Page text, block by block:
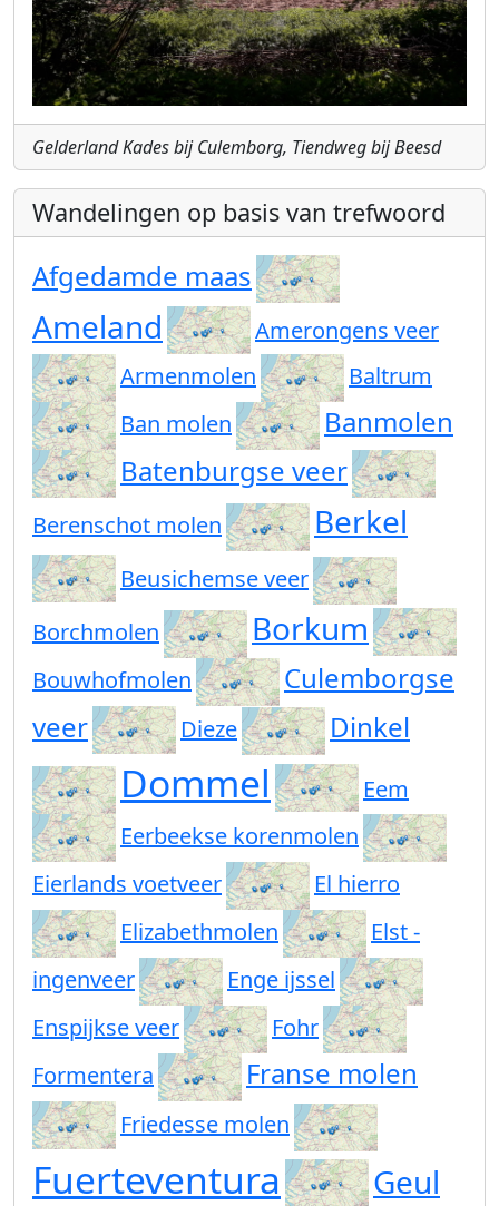
Gelderland Kades bij Culemborg, Tiendweg bij Beesd
Wandelingen op basis van trefwoord
Afgedamde maas
Ameland
Amerongens veer
Armenmolen
Baltrum
Ban molen
Banmolen
Batenburgse veer
Berenschot molen Berkel
Beusichemse veer
Borchmolen
Borkum
Bouwhofmolen
Culemborgse
veer
Dieze Dinkel
Dommel
Eem
Eerbeekse korenmolen
Eierlands voetveer
El hierro
Elizabethmolen
Elst -
ingenveer
Enge ijssel
Enspijkse veer
Fohr
Formentera
Franse molen
Friedesse molen
Fuerteventura Geul